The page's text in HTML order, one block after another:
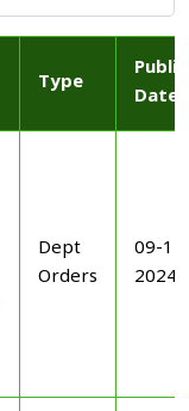
Type
Date
Dept
Orders
09-
2024